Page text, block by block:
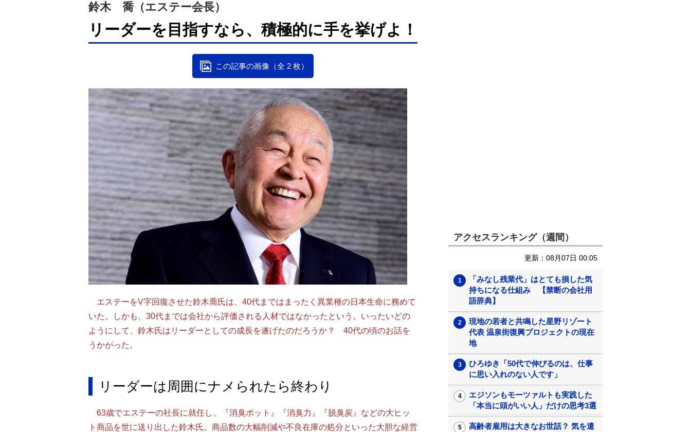
鈴木 喬（エステー会長）
リーダーを目指すなら、積極的に手を挙げよ！
この記事の画像（全 2 枚）
エステーをV字回復させた鈴木喬氏は、40代まではまったく異業種の日本生命に務めて
いた。しかも、30代までは会社から評価される人材ではなかったという。いったいどの
ようにして、鈴木氏はリーダーとしての成長を遂げたのだろうか？ 40代の頃のお話を
うかがった。
リーダーは周囲にナメられたら終わり
63歳でエステーの社長に就任し、『消臭ポット』『消臭力』『脱臭炭』などの大ヒッ
ト商品を世に送り出した鈴木氏。商品数の大幅削減や不良在庫の処分といった大胆な経営
アクセスランキング（週間）
更新：08月07日 00:05
「みなし残業代」はとても損した気
持ちになる仕組み 【禁断の会社用
語辞典】
現地の若者と共鳴した星野リゾート
代表 温泉街復興プロジェクトの現在
地
ひろゆき「50代で伸びるのは、仕事
に思い入れのない人です」
エジソンもモーツァルトも実践した
「本当に頭がいい人」だけの思考3選
高齢者雇用は大きなお世話？ 気を遣